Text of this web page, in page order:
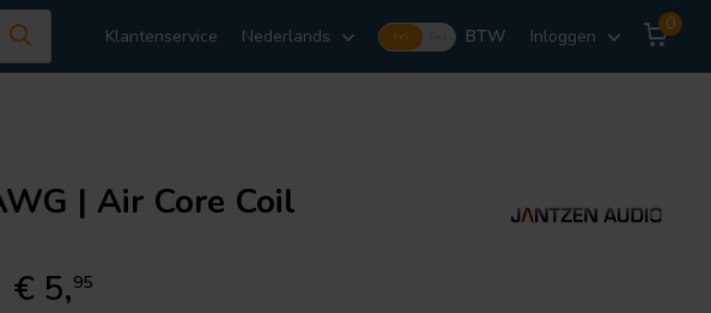
Klantenservice Nederlands Incl. BTW Inloggen
0
| Air Core Coil
€ 5,95